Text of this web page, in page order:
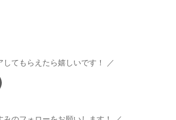
してもらえたら嬉しいです！